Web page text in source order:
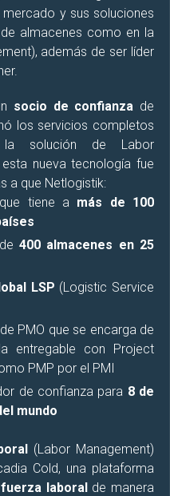
y sus soluciones
almacenes como en la
además de ser líder
socio de confianza de
los servicios completos
la solución de Labor
nueva tecnología fue
a que Netlogistik:
tiene a más de 100
de400 almacenes en 25
LSP (Logistic Service
PMO que se encarga de
entregable con Project
PMP por el PMI
de confianza para 8 de
mundo
(Labor Management)
Cold, una plataforma
laboralde manera